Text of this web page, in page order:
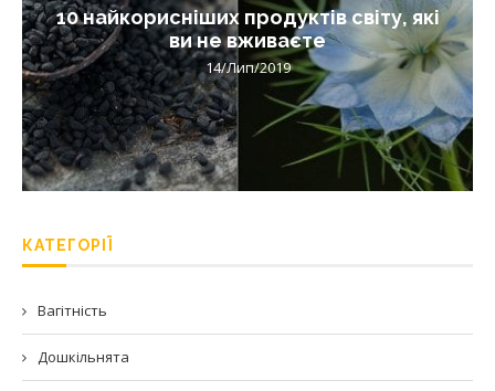
10 найкорисніших продуктів світу, які
ви не вживаєте
14/Лип/2019
КАТЕГОРІЇ
Вагітність
Дошкільнята